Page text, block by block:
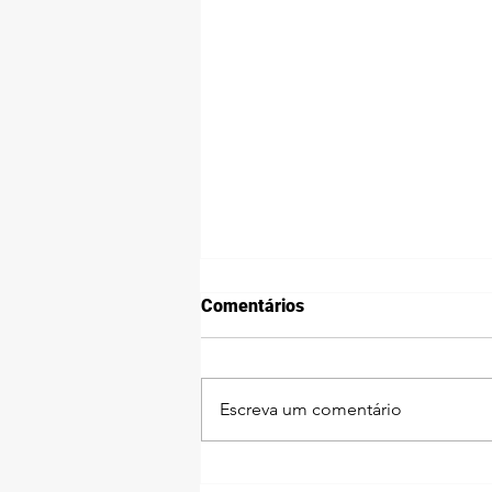
Comentários
Escreva um comentário